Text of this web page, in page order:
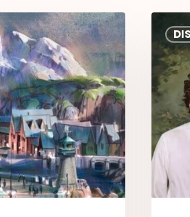
La
Forêt
Secrète
par
Jean
Imbert